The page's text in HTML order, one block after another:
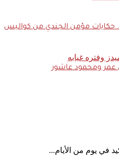
حكايات مؤمن الجندي من كواليس
عمر ومحمود عاشور
في يوم من الأيام...